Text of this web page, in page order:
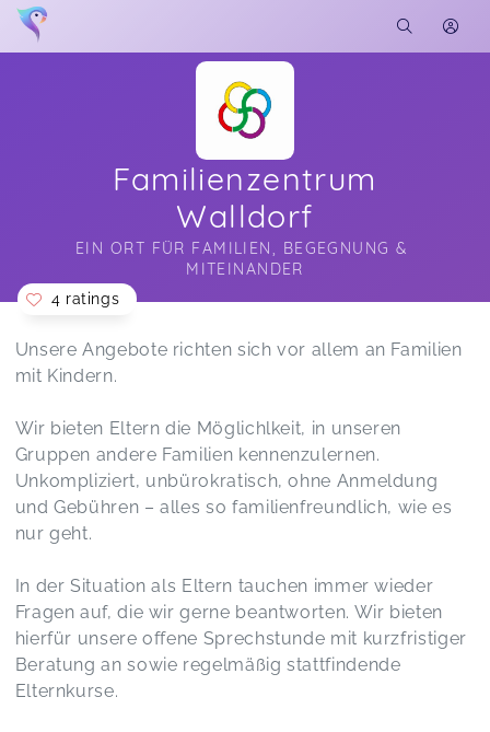
Familienzentrum
Walldorf
EIN ORT FÜR FAMILIEN, BEGEGNUNG &
MITEINANDER
Soon you will learn more about me here...
4 ratings
Unsere Angebote richten sich vor allem an Familien
mit Kindern.
Wir bieten Eltern die Möglichlkeit, in unseren
Gruppen andere Familien kennenzulernen.
Unkompliziert, unbürokratisch, ohne Anmeldung
und Gebühren – alles so familienfreundlich, wie es
nur geht.
In der Situation als Eltern tauchen immer wieder
Fragen auf, die wir gerne beantworten. Wir bieten
hierfür unsere offene Sprechstunde mit kurzfristiger
Beratung an sowie regelmäßig stattfindende
Elternkurse.